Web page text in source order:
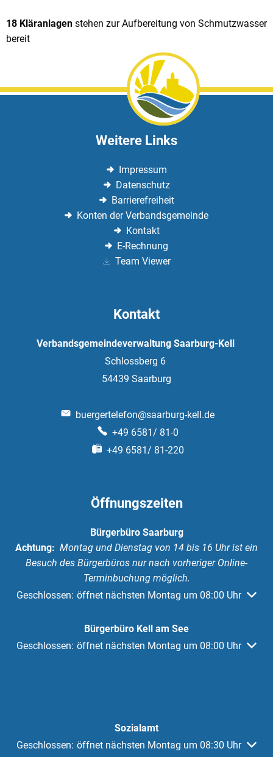
18 Kläranlagen stehen zur Aufbereitung von Schmutzwasser
bereit
Weitere Links
Impressum
Datenschutz
Barrierefreiheit
Konten der Verbandsgemeinde
Kontakt
E-Rechnung
Team Viewer
Kontakt
Verbandsgemeindeverwaltung Saarburg-Kell
Schlossberg 6
54439 Saarburg
buergertelefon@saarburg-kell.de
+49 6581/ 81-0
+49 6581/ 81-220
Öffnungszeiten
Bürgerbüro Saarburg
Achtung: Montag und Dienstag von 14 bis 16 Uhr ist ein
Besuch des Bürgerbüros nur nach vorheriger Online-
Terminbuchung möglich.
Klicken, um weitere Öffnungs- oder Schließzeiten
Geschlossen: öffnet nächsten Montag um 08:00 Uhr
Bürgerbüro Kell am See
Klicken, um weitere Öffnungs- oder Schließzeiten
Geschlossen: öffnet nächsten Montag um 08:00 Uhr
Sozialamt
Klicken, um weitere Öffnungs- oder Schließzeiten
Geschlossen: öffnet nächsten Montag um 08:30 Uhr